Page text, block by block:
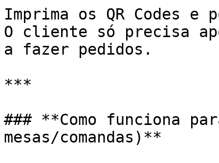
Imprima os QR Codes e
O cliente só precisa
a fazer pedidos.
***
### **Como funciona
mesas/comandas)**